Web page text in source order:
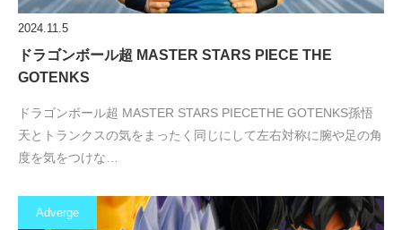
2024.11.5
ドラゴンボール超 MASTER STARS PIECE THE
GOTENKS
ドラゴンボール超 MASTER STARS PIECETHE GOTENKS孫悟
天とトランクスの気をまったく同じにして左右対称に腕や足の角
度を気をつけな…
Adverge